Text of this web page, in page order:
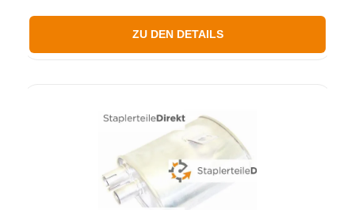
ZU DEN DETAILS